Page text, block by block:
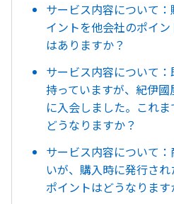
サービス内容について
イントを他会社のポイ
はありますか？
サービス内容について
持っていますが、紀伊國
に入会しました。これ
どうなりますか？
サービス内容について
いが、購入時に発行さ
ポイントはどうなります